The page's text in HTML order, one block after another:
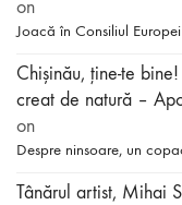
on
Joacă în Consiliul
Chișinău, ține-te
creat de natură –
on
Despre ninsoare, un
Tânărul artist, Mihai